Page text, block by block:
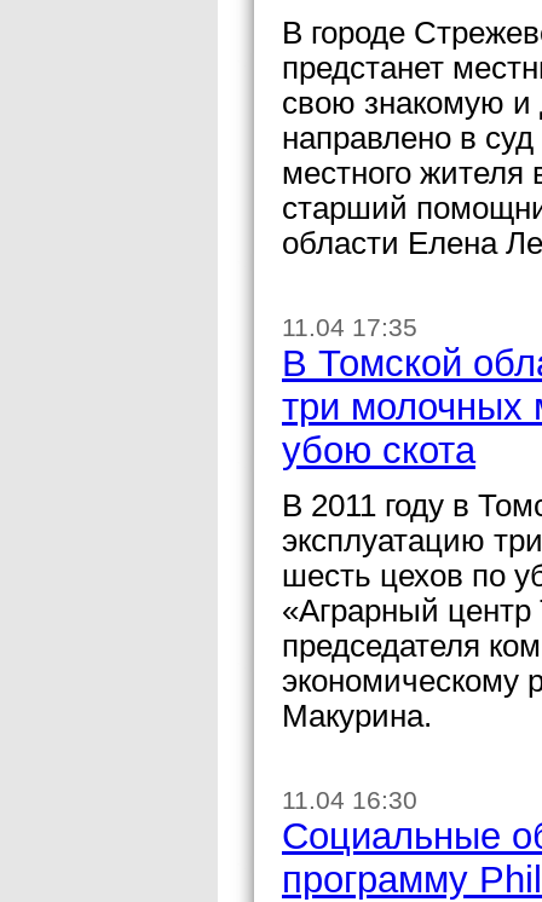
В городе
предстанет
свою знакомую и
направлено в
местного
старший
области Елена
11.04 17:35
В Томской
три молочных
убою скота
В 2011 году в
эксплуатацию
шесть цехов по
«Аграрный центр
председателя
экономическому
Макурина.
11.04 16:30
Социальные
программу